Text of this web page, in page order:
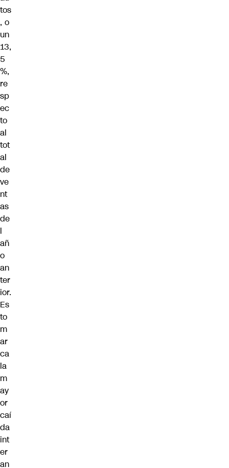
tos
, o
un
13,
5
%,
re
sp
ec
to
al
tot
al
de
ve
nt
as
de
l
añ
o
an
ter
ior.
Es
to
m
ar
ca
la
m
ay
or
caí
da
int
er
an